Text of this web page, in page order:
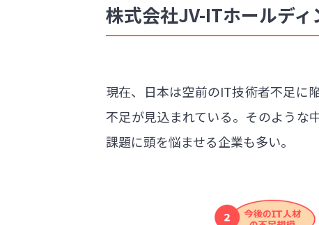
株式会社JV-ITホールデ
現在、日本は空前のIT技術者不足に
不足が見込まれている。そのような
課題に頭を悩ませる企業も多い。